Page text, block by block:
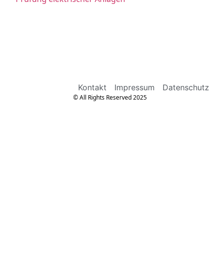
Kontakt Impressum Datenschutz
© All Rights Reserved 2025